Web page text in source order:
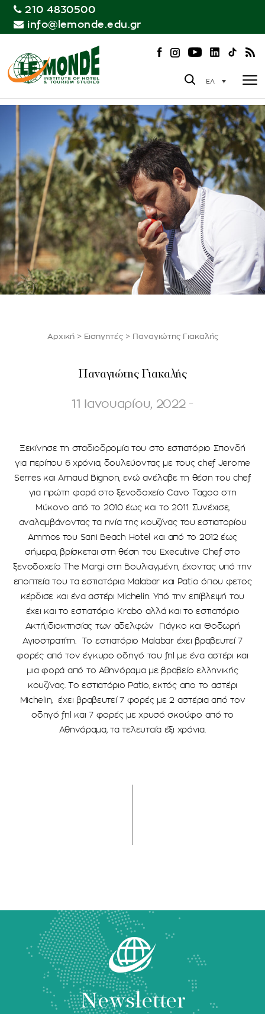
210 4830500
info@lemonde.edu.gr
ΕΛ
Αρχική> Εισηγητές> Παναγιώτης Γιακαλής
Παναγιώτης Γιακαλής
11 Ιανουαρίου, 2022 -
Ξεκίνησε τη σταδιοδρομία του στο εστιατόριο Σπονδή
για περίπου 6 χρόνια, δουλεύοντας με τους chef Jerome
Serres και Arnaud Bignon, ενώ ανέλαβε τη θέση του chef
για πρώτη φορά στο ξενοδοχείο Cavo Tagoο στη
Μύκονο από το 2010 έως και το 2011. Συνέχισε,
αναλαμβάνοντας τα ηνία της κουζίνας του εστιατορίου
Ammos του Sani Βeach Hotel και από το 2012 έως
σήμερα, βρίσκεται στη θέση του Executive Chef στο
ξενοδοχείο The Μargi στη Bουλιαγμένη, έχοντας υπό την
εποπτεία του τα εστιατόρια Malabar και Patio όπου φετος
κέρδισε και ένα αστέρι Michelin. Υπό την επίβλεψή του
έχει και το εστιατόριο Krabo αλλά και το εστιατόριο
Ακτή,ιδιοκτησίας των αδελφών Γιάγκο και Θοδωρή
Αγιοστρατίτη. Το εστιατόριο Malabar έχει βραβευτεί 7
φορές από τον έγκυρο οδηγό του fnl με ένα αστέρι και
μια φορά από το Αθηνόραμα με βραβείο ελληνικής
κουζίνας. Τo εστιατόριο Patio, εκτός απο το αστέρι
Michelin, έχει βραβευτεί 7 φορές με 2 αστέρια από τον
οδηγό fnl και 7 φορές με χρυσό σκούφο από το
Αθηνόραμα, τα τελευταία έξι χρόνια.
Newsletter